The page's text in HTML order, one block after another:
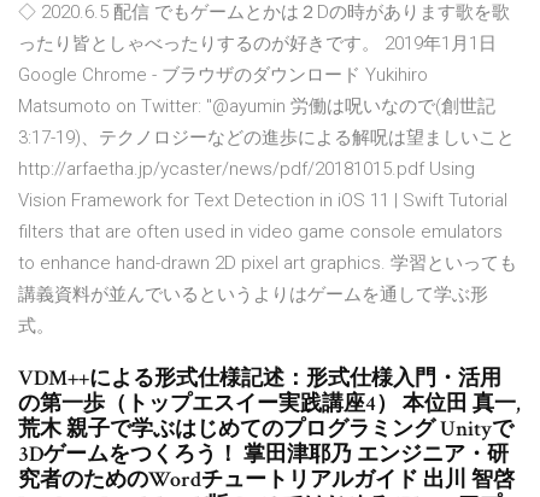
◇ 2020.6.5 配信 でもゲームとかは２Dの時があります歌を歌
ったり皆としゃべったりするのが好きです。 2019年1月1日
Google Chrome - ブラウザのダウンロード Yukihiro
Matsumoto on Twitter: "@ayumin 労働は呪いなので(創世記
3:17-19)、テクノロジーなどの進歩による解呪は望ましいこと
http://arfaetha.jp/ycaster/news/pdf/20181015.pdf Using
Vision Framework for Text Detection in iOS 11 | Swift Tutorial
filters that are often used in video game console emulators
to enhance hand-drawn 2D pixel art graphics. 学習といっても
講義資料が並んでいるというよりはゲームを通して学ぶ形
式。
VDM++による形式仕様記述：形式仕様入門・活用
の第一歩（トップエスイー実践講座4） 本位田 真一,
荒木 親子で学ぶはじめてのプログラミング Unityで
3Dゲームをつくろう！ 掌田津耶乃 エンジニア・研
究者のためのWordチュートリアルガイド 出川 智啓